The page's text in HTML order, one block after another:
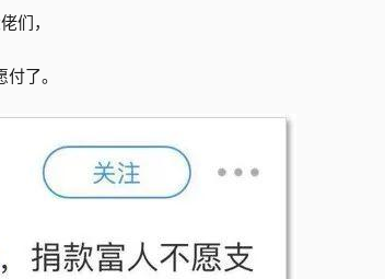
们，
了。